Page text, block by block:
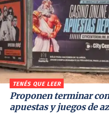
TENÉS QUE LEER
Proponen terminar
apuestas y juegos de